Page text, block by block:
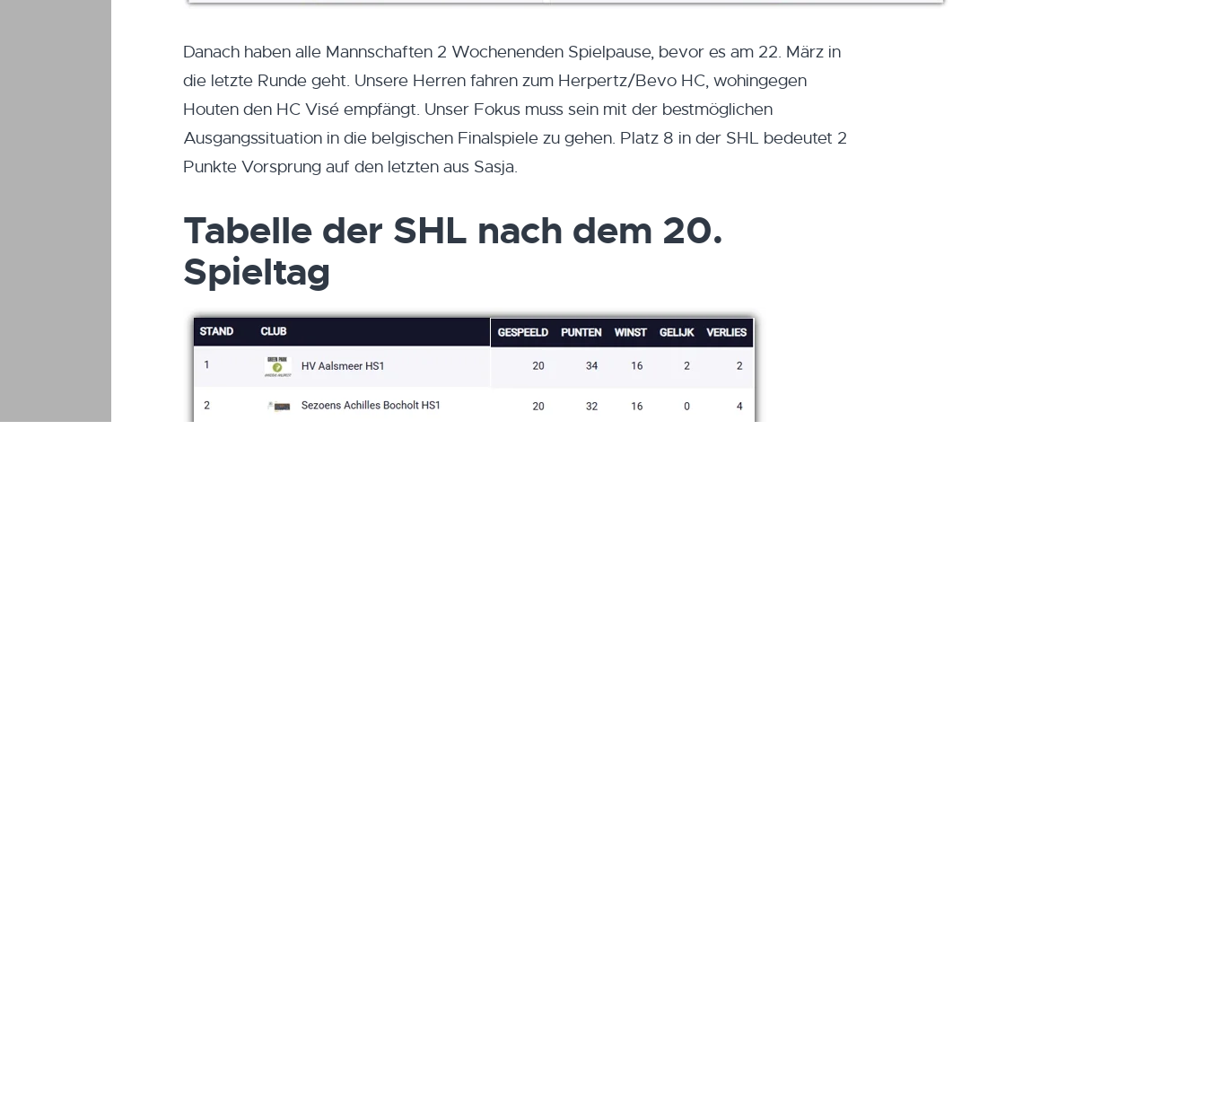
Danach haben alle Mannschaften 2 Wochenenden Spielpause, bevor es am 22. März in
die letzte Runde geht. Unsere Herren fahren zum Herpertz/Bevo HC, wohingegen
Houten den HC Visé empfängt. Unser Fokus muss sein mit der bestmöglichen
Ausgangssituation in die belgischen Finalspiele zu gehen. Platz 8 in der SHL bedeutet 2
Punkte Vorsprung auf den letzten aus Sasja.
Tabelle der SHL nach dem 20.
Spieltag